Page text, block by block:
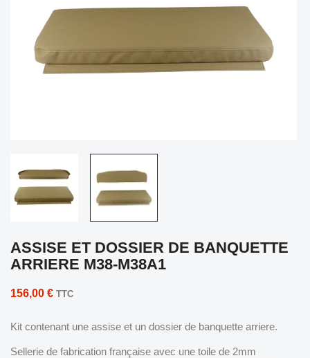
ASSISE ET DOSSIER DE BANQUETTE
ARRIERE M38-M38A1
156,00 € TTC
Kit contenant une assise et un dossier de banquette arriere.
Sellerie de fabrication française avec une toile de 2mm